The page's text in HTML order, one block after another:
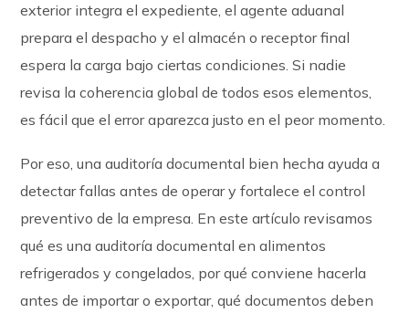
exterior integra el expediente, el agente aduanal
prepara el despacho y el almacén o receptor final
espera la carga bajo ciertas condiciones. Si nadie
revisa la coherencia global de todos esos elementos,
es fácil que el error aparezca justo en el peor momento.
Por eso, una auditoría documental bien hecha ayuda a
detectar fallas antes de operar y fortalece el control
preventivo de la empresa. En este artículo revisamos
qué es una auditoría documental en alimentos
refrigerados y congelados, por qué conviene hacerla
antes de importar o exportar, qué documentos deben